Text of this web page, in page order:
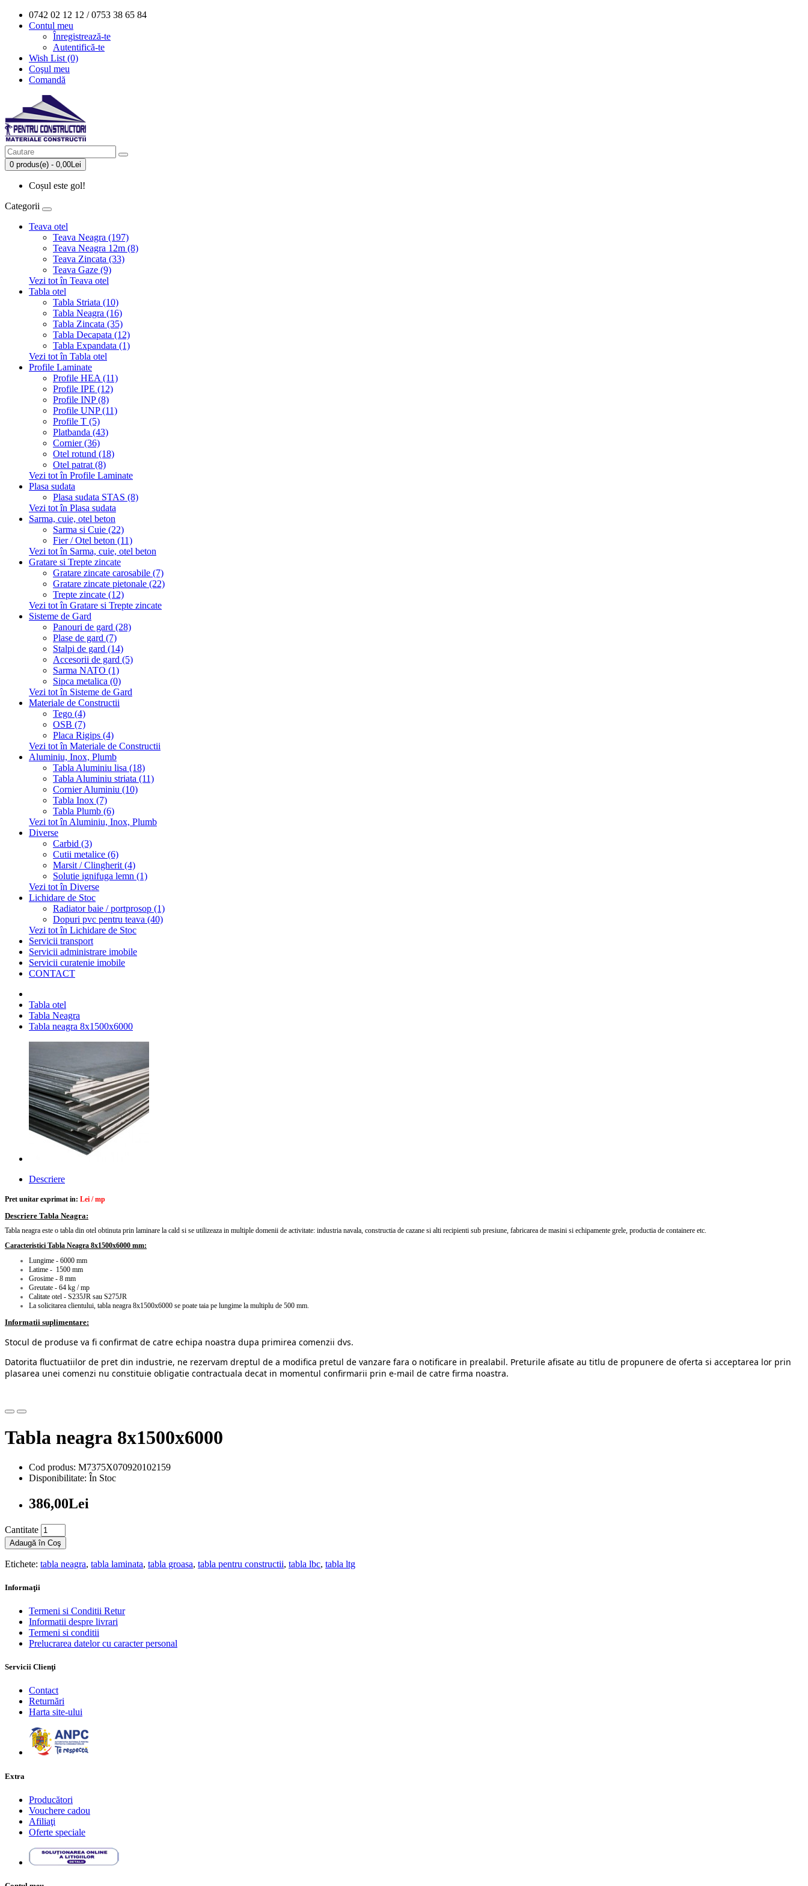
0742 02 12 12 / 0753 38 65 84
Contul meu
Înregistrează-te
Autentifică-te
Wish List (0)
Coşul meu
Comandă
0 produs(e) - 0,00Lei
Coșul este gol!
Categorii
Teava otel
Teava Neagra (197)
Teava Neagra 12m (8)
Teava Zincata (33)
Teava Gaze (9)
Vezi tot în Teava otel
Tabla otel
Tabla Striata (10)
Tabla Neagra (16)
Tabla Zincata (35)
Tabla Decapata (12)
Tabla Expandata (1)
Vezi tot în Tabla otel
Profile Laminate
Profile HEA (11)
Profile IPE (12)
Profile INP (8)
Profile UNP (11)
Profile T (5)
Platbanda (43)
Cornier (36)
Otel rotund (18)
Otel patrat (8)
Vezi tot în Profile Laminate
Plasa sudata
Plasa sudata STAS (8)
Vezi tot în Plasa sudata
Sarma, cuie, otel beton
Sarma si Cuie (22)
Fier / Otel beton (11)
Vezi tot în Sarma, cuie, otel beton
Gratare si Trepte zincate
Gratare zincate carosabile (7)
Gratare zincate pietonale (22)
Trepte zincate (12)
Vezi tot în Gratare si Trepte zincate
Sisteme de Gard
Panouri de gard (28)
Plase de gard (7)
Stalpi de gard (14)
Accesorii de gard (5)
Sarma NATO (1)
Sipca metalica (0)
Vezi tot în Sisteme de Gard
Materiale de Constructii
Tego (4)
OSB (7)
Placa Rigips (4)
Vezi tot în Materiale de Constructii
Aluminiu, Inox, Plumb
Tabla Aluminiu lisa (18)
Tabla Aluminiu striata (11)
Cornier Aluminiu (10)
Tabla Inox (7)
Tabla Plumb (6)
Vezi tot în Aluminiu, Inox, Plumb
Diverse
Carbid (3)
Cutii metalice (6)
Marsit / Clingherit (4)
Solutie ignifuga lemn (1)
Vezi tot în Diverse
Lichidare de Stoc
Radiator baie / portprosop (1)
Dopuri pvc pentru teava (40)
Vezi tot în Lichidare de Stoc
Servicii transport
Servicii administrare imobile
Servicii curatenie imobile
CONTACT
Tabla otel
Tabla Neagra
Tabla neagra 8x1500x6000
Descriere
Pret unitar exprimat in: Lei / mp
Descriere Tabla Neagra:
Tabla neagra este o tabla din otel obtinuta prin laminare la cald si se utilizeaza in multiple domenii de activitate: industria navala, constructia de cazane si alti recipienti sub presiune, fabricarea de masini si echipamente grele, productia de containere etc.
Caracteristici Tabla Neagra 8x1500x6000 mm:
Lungime - 6000 mm
Latime - 1500 mm
Grosime - 8 mm
Greutate - 64 kg / mp
Calitate otel - S235JR sau S275JR
La solicitarea clientului, tabla neagra 8x1500x6000 se poate taia pe lungime la multiplu de 500 mm.
Informatii suplimentare:
Stocul de produse va fi confirmat de catre echipa noastra dupa primirea comenzii dvs.
Datorita fluctuatiilor de pret din industrie, ne rezervam dreptul de a modifica pretul de vanzare fara o notificare in prealabil. Preturile afisate au titlu de propunere de oferta si acceptarea lor prin
plasarea unei comenzi nu constituie obligatie contractuala decat in momentul confirmarii prin e-mail de catre firma noastra.
Tabla neagra 8x1500x6000
Cod produs: M7375X070920102159
Disponibilitate: În Stoc
386,00Lei
Cantitate
Adaugă în Coş
Etichete: tabla neagra, tabla laminata, tabla groasa, tabla pentru constructii, tabla lbc, tabla ltg
Informaţii
Termeni si Conditii Retur
Informatii despre livrari
Termeni si conditii
Prelucrarea datelor cu caracter personal
Servicii Clienţi
Contact
Returnări
Harta site-ului
Extra
Producători
Vouchere cadou
Afiliaţi
Oferte speciale